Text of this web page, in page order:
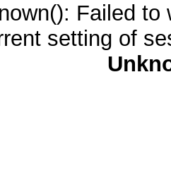
Failed
setting of